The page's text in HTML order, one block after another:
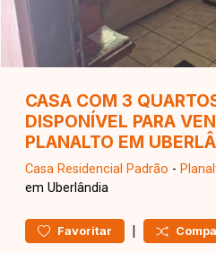
CASA COM 3
DISPONÍVEL PARA
PLANALTO EM
Casa Residencial Padrão -
em Uberlândia
Favoritar |